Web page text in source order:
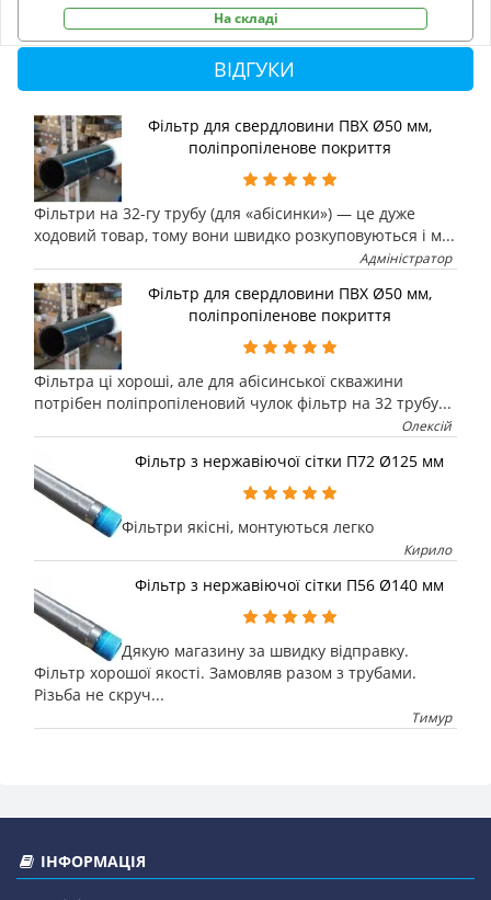
На складі
ВІДГУКИ
Фільтр для свердловини ПВХ Ø50 мм,
поліпропіленове покриття
Фільтри на 32-гу трубу (для «абісинки») — це дуже
ходовий товар, тому вони швидко розкуповуються і м...
Адміністратор
Фільтр для свердловини ПВХ Ø50 мм,
поліпропіленове покриття
Фільтра ці хороші, але для абісинської скважини
потрібен поліпропіленовий чулок фільтр на 32 трубу...
Олексій
Фільтр з нержавіючої сітки П72 Ø125 мм
Фільтри якісні, монтуються легко
Кирило
Фільтр з нержавіючої сітки П56 Ø140 мм
Дякую магазину за швидку відправку.
Фільтр хорошої якості. Замовляв разом з трубами.
Різьба не скруч...
Тимур
ІНФОРМАЦІЯ